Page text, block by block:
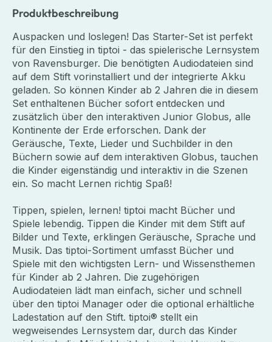
Produktbeschreibung
Auspacken und loslegen! Das Starter-Set ist perfekt
für den Einstieg in tiptoi - das spielerische Lernsystem
von Ravensburger. Die benötigten Audiodateien sind
auf dem Stift vorinstalliert und der integrierte Akku
geladen. So können Kinder ab 2 Jahren die in diesem
Set enthaltenen Bücher sofort entdecken und
zusätzlich über den interaktiven Junior Globus, alle
Kontinente der Erde erforschen. Dank der
Geräusche, Texte, Lieder und Suchbilder in den
Büchern sowie auf dem interaktiven Globus, tauchen
die Kinder eigenständig und interaktiv in die Szenen
ein. So macht Lernen richtig Spaß!
Tippen, spielen, lernen! tiptoi macht Bücher und
Spiele lebendig. Tippen die Kinder mit dem Stift auf
Bilder und Texte, erklingen Geräusche, Sprache und
Musik. Das tiptoi-Sortiment umfasst Bücher und
Spiele mit den wichtigsten Lern- und Wissensthemen
für Kinder ab 2 Jahren. Die zugehörigen
Audiodateien lädt man einfach, sicher und schnell
über den tiptoi Manager oder die optional erhältliche
Ladestation auf den Stift. tiptoi® stellt ein
wegweisendes Lernsystem dar, durch das Kinder